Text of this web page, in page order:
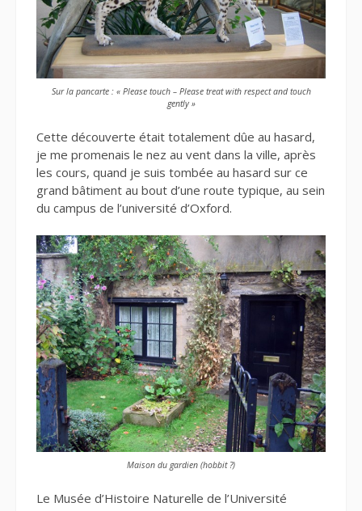
Sur la pancarte : « Please touch – Please treat with respect and touch
gently »
Cette découverte était totalement dûe au hasard,
je me promenais le nez au vent dans la ville, après
les cours, quand je suis tombée au hasard sur ce
grand bâtiment au bout d’une route typique, au sein
du campus de l’université d’Oxford.
Maison du gardien (hobbit ?)
Le Musée d’Histoire Naturelle de l’Université